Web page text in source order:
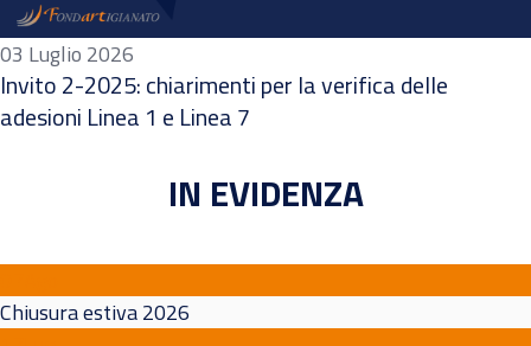
03 Luglio 2026
Invito 2-2025: chiarimenti per la verifica delle
adesioni Linea 1 e Linea 7
IN EVIDENZA
Chiusura estiva 2026